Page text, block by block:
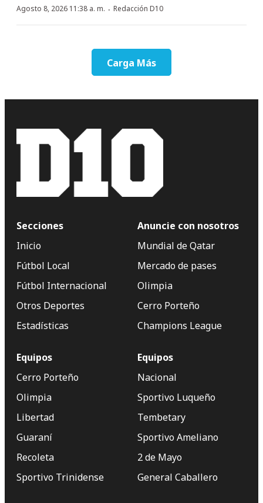
Agosto 8, 2026 11:38 a. m. · Redacción D10
Carga Más
Secciones
Inicio
Fútbol Local
Fútbol Internacional
Otros Deportes
Estadísticas
Anuncie con nosotros
Mundial de Qatar
Mercado de pases
Olimpia
Cerro Porteño
Champions League
Equipos
Cerro Porteño
Olimpia
Libertad
Guaraní
Recoleta
Sportivo Trinidense
Equipos
Nacional
Sportivo Luqueño
Tembetary
Sportivo Ameliano
2 de Mayo
General Caballero